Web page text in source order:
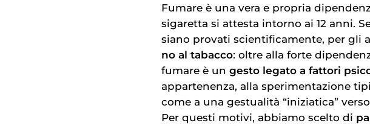
Fumare è una vera e propria
sigaretta si attesta intorno ai 12 anni.
siano provati scientificamente, per gli
no al tabacco: oltre alla forte
fumare è un gesto legato a fattori
appartenenza, alla sperimentazione
come a una gestualità “iniziatica”
Per questi motivi, abbiamo scelto di